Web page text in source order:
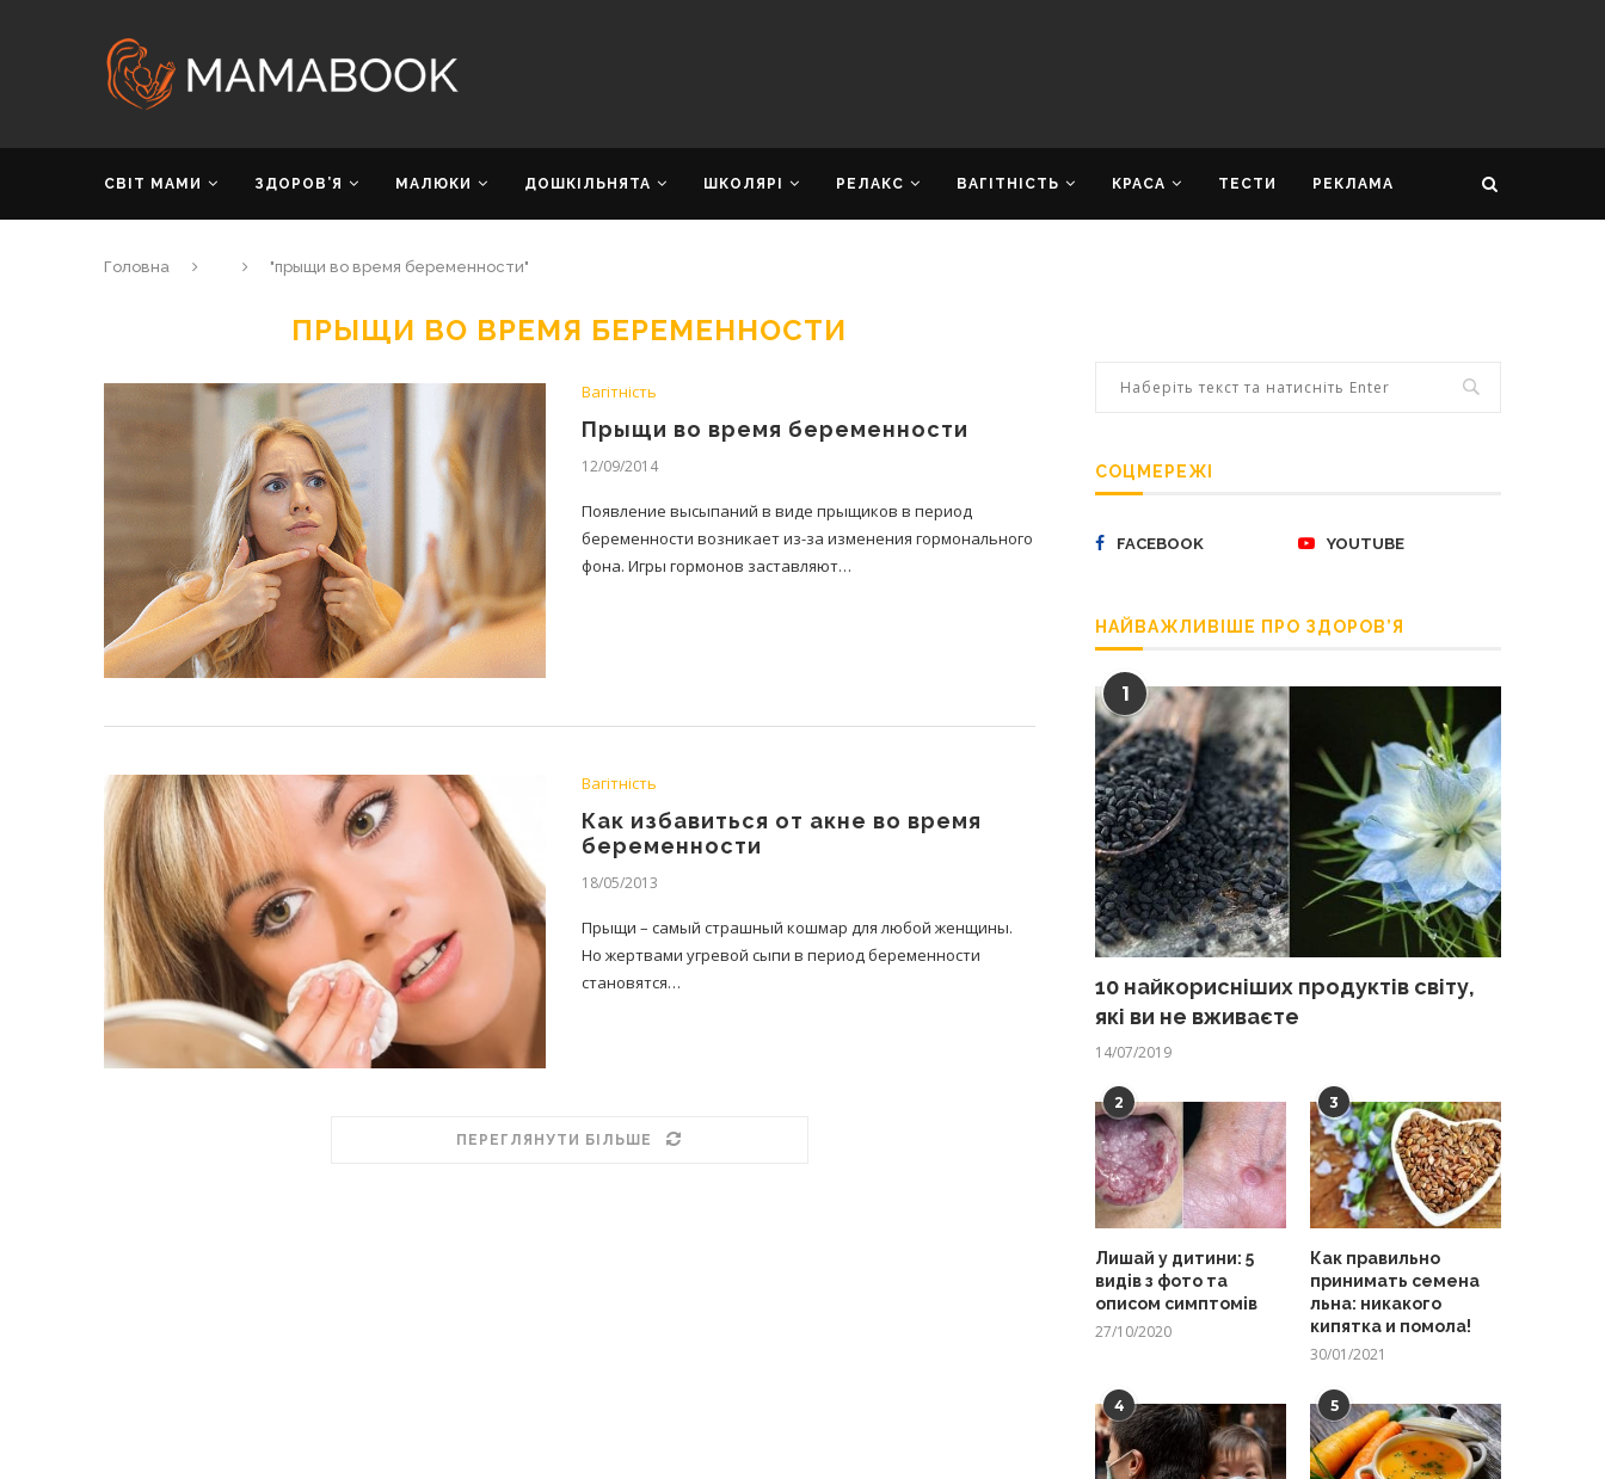
СВІТ МАМИ ЗДОРОВ’Я МАЛЮКИ ДОШКІЛЬНЯТА ШКОЛЯРІ РЕЛАКС ВАГІТНІСТЬ КРАСА ТЕСТИ РЕКЛАМА
Головна "прыщи во время беременности"
ПРЫЩИ ВО ВРЕМЯ БЕРЕМЕННОСТИ
Вагітність
Прыщи во время беременности
12/09/2014
Появление высыпаний в виде прыщиков в период
беременности возникает из-за изменения гормонального
фона. Игры гормонов заставляют…
Вагітність
Как избавиться от акне во время
беременности
18/05/2013
Прыщи – самый страшный кошмар для любой женщины.
Но жертвами угревой сыпи в период беременности
становятся…
ПЕРЕГЛЯНУТИ БІЛЬШЕ
СОЦМЕРЕЖІ
FACEBOOK YOUTUBE
НАЙВАЖЛИВІШЕ ПРО ЗДОРОВ’Я
1
10 найкорисніших продуктів світу,
які ви не вживаєте
14/07/2019
2
Лишай у дитини: 5
видів з фото та
описом симптомів
27/10/2020
3
Как правильно
принимать семена
льна: никакого
кипятка и помола!
30/01/2021
4 5